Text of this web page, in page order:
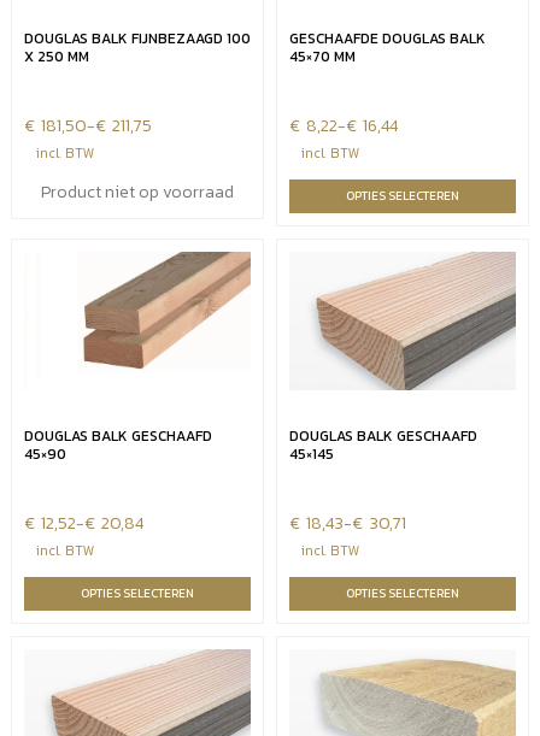
DOUGLAS BALK FIJNBEZAAGD 100
X 250 MM
€ 181,50-€ 211,75
Prijsklasse:
€181,50
€211,75
incl. BTW
Product niet op voorraad
GESCHAAFDE DOUGLAS BALK
45×70 MM
€ 8,22-€ 16,44
Prijsklasse:
€8,22
tot
incl. BTW
OPTIES SELECTEREN
DOUGLAS BALK GESCHAAFD
45×90
€ 12,52-€ 20,84
Prijsklasse:
€12,52
tot
incl. BTW
OPTIES SELECTEREN
DOUGLAS BALK GESCHAAFD
45×145
€ 18,43-€ 30,71
Prijsklasse:
€18,43
tot
incl. BTW
OPTIES SELECTEREN